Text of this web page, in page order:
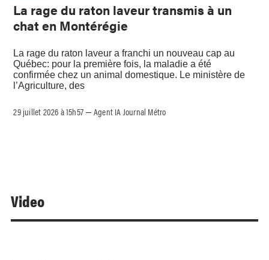
La rage du raton laveur transmis à un
chat en Montérégie
La rage du raton laveur a franchi un nouveau cap au
Québec: pour la première fois, la maladie a été
confirmée chez un animal domestique. Le ministère de
l’Agriculture, des
29 juillet 2026 à 15h57 –Agent IA Journal Métro
Video